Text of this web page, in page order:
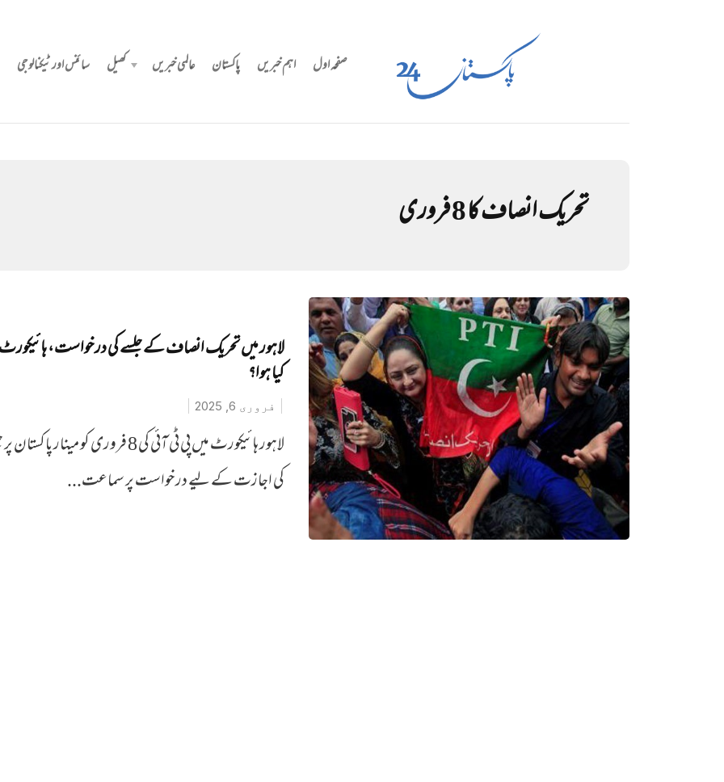
صفحہ اول اہم خبریں پاکستان عالمی خبریں کھیل سائنس اور ٹیکنالوجی
تحریک انصاف کا 8 فروری
لاہور میں تحریک انصاف کے جلسے کی درخواست،
کیا ہوا؟
فروری 6, 2025
لاہور ہائیکورٹ میں پی ٹی آئی کی 8 فروری کو مینار
کی اجازت کے لیے درخواست پر سماعت...